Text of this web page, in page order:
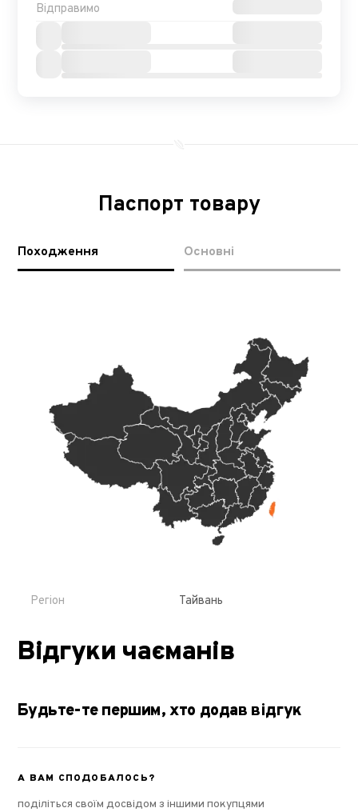
Відправимо
Паспорт товару
Походження Основні
Регіон Тайвань
Відгуки чаєманів
Будьте-те першим, хто додав відгук
А ВАМ СПОДОБАЛОСЬ?
поділіться своїм досвідом з іншими покупцями